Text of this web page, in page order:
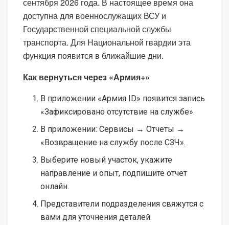
доступна для военнослужащих ВСУ и
Государственной специальной службы
транспорта. Для Национальной гвардии эта
функция появится в ближайшие дни.
Как вернуться через «Армия+»
В приложении «Армия ID» появится запись
«Зафиксировано отсутствие на службе».
В приложении: Сервисы → Отчеты →
«Возвращение на службу после СЗЧ».
Выберите новый участок, укажите
направление и опыт, подпишите отчет
онлайн.
Представители подразделения свяжутся с
вами для уточнения деталей.